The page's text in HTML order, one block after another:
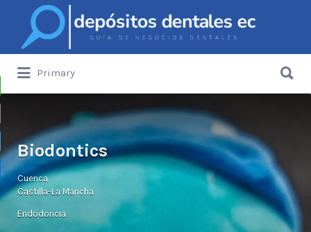
Buscar
por:
Primary
por:
Biodontics
Cuenca
Castilla-La Mancha
Endodoncia